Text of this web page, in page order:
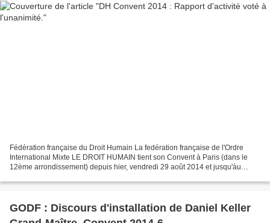
Fédération française du Droit Humain La fedération française de l'Ordre
International Mixte LE DROIT HUMAIN tient son Convent à Paris (dans le
12ème arrondissement) depuis hier, vendredi 29 août 2014 et jusqu'àu
GODF : Discours d'installation de Daniel Keller